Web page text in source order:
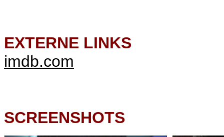
EXTERNE LINKS
imdb.com
SCREENSHOTS